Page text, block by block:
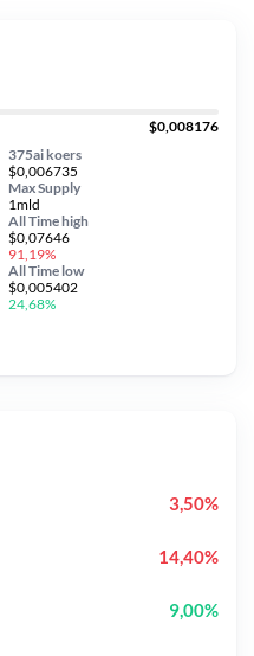
$0,008176
375ai koers
$0,006735
Max Supply
1mld
All Timehigh
$0,07646
91,19%
All Time low
$0,005402
24,68%
3,50%
14,40%
9,00%